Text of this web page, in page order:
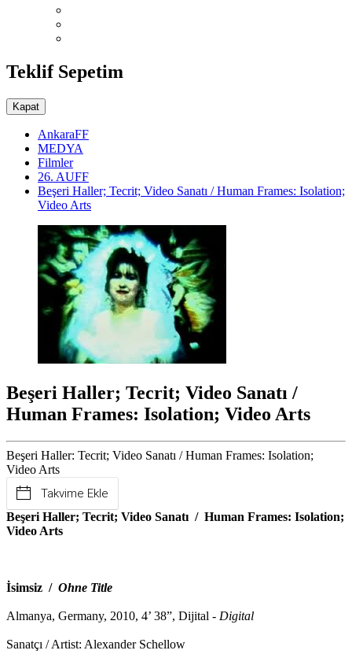
Teklif Sepetim
Kapat
AnkaraFF
MEDYA
Filmler
26. AUFF
Beşeri Haller; Tecrit; Video Sanatı / Human Frames: Isolation;
Video Arts
Beşeri Haller; Tecrit; Video Sanatı /
Human Frames: Isolation; Video Arts
Beşeri Haller: Tecrit; Video Sanatı / Human Frames: Isolation;
Video Arts
Takvime Ekle
Beşeri Haller; Tecrit; Video Sanatı / Human Frames: Isolation;
Video Arts
İsimsiz / Ohne Title
Almanya, Germany, 2010, 4’ 38”, Dijital - Digital
Sanatçı / Artist: Alexander Schellow